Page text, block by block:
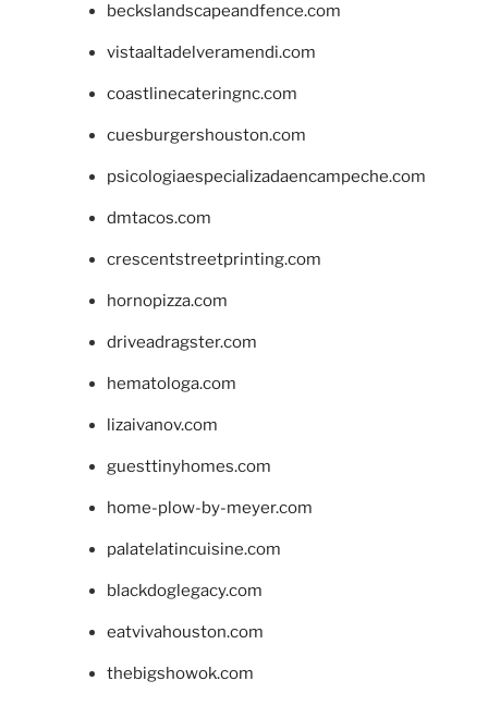
beckslandscapeandfence.com
vistaaltadelveramendi.com
coastlinecateringnc.com
cuesburgershouston.com
psicologiaespecializadaencampeche.com
dmtacos.com
crescentstreetprinting.com
hornopizza.com
driveadragster.com
hematologa.com
lizaivanov.com
guesttinyhomes.com
home-plow-by-meyer.com
palatelatincuisine.com
blackdoglegacy.com
eatvivahouston.com
thebigshowok.com